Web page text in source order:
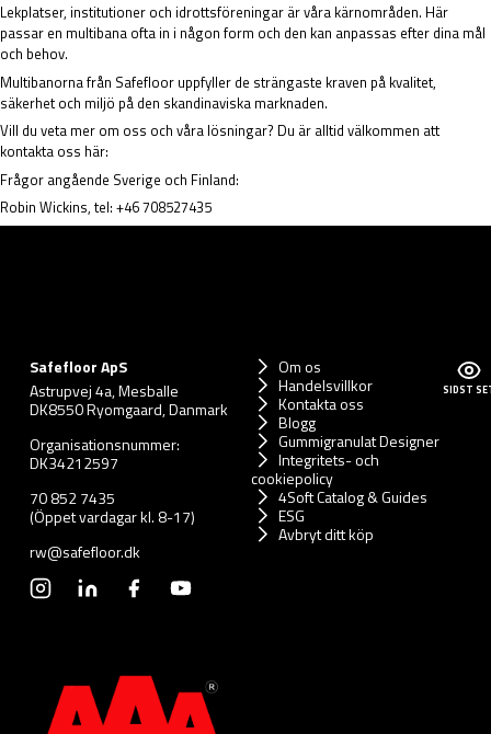
Lekplatser, institutioner och idrottsföreningar är våra kärnområden. Här
passar en multibana ofta in i någon form och den kan anpassas efter dina mål
och behov.
Multibanorna från Safefloor uppfyller de strängaste kraven på kvalitet,
säkerhet och miljö på den skandinaviska marknaden.
Vill du veta mer om oss och våra lösningar? Du är alltid välkommen att
kontakta oss här:
Frågor angående Sverige och Finland:
Robin Wickins, tel: +46 708527435
Safefloor ApS
Astrupvej 4a, Mesballe
DK8550 Ryomgaard, Danmark
Organisationsnummer:
DK34212597
70 852 7435
(Öppet vardagar kl. 8-17)
rw@safefloor.dk
Om os
Handelsvillkor
Kontakta oss
Blogg
Gummigranulat Designer
Integritets- och
cookiepolicy
4Soft Catalog & Guides
ESG
Avbryt ditt köp
SIDST